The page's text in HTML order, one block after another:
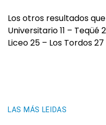
Los otros resultados
Universitario 11 – Teqüé
Liceo 25 – Los Tordos
LAS MÁS LEIDAS